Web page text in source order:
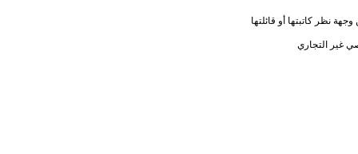
نظر كاتبتها أو قائلتها
غير التجاري